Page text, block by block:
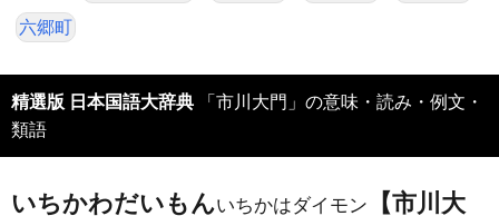
六郷町
精選版 日本国語大辞典
類語
いちかわだいもんいちかはダイモン
【市川大